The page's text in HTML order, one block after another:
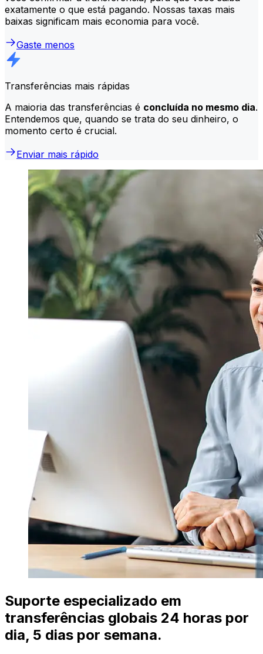
exatamente o que está pagando. Nossas taxas mais
baixas significam mais economia para você.
Gaste menos
Transferências mais rápidas
A maioria das transferências é concluída no mesmo dia.
Entendemos que, quando se trata do seu dinheiro, o
momento certo é crucial.
Enviar mais rápido
Suporte especializado em
transferências globais 24 horas por
dia, 5 dias por semana.